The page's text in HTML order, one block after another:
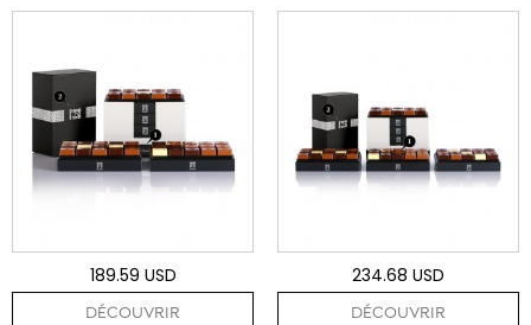
189.59 USD
DÉCOUVRIR
234.68 USD
DÉCOUVRIR